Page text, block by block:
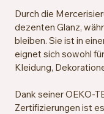
Durch die
dezenten Glanz,
bleiben. Sie ist in
eignet sich sowohl
Kleidung,
Dank seiner OEKO-
Zertifizierungen ist